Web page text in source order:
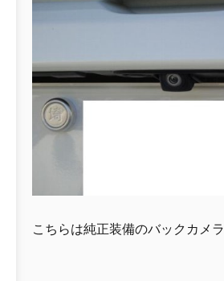
こちらは純正装備のバックカメラ